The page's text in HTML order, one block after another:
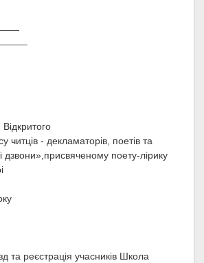
читців - декламаторів, поетів та
дзвони»,присвяченому поету-лірику
та реєстрація учасників Школа